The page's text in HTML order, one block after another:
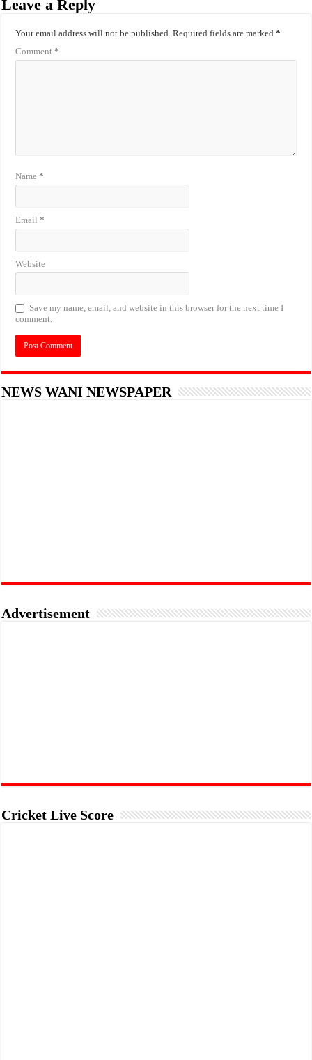
Leave a Reply
Your email address will not be published. Required fields are marked*
Comment*
Name*
Email*
Website
Save my name, email, and website in this browser for the next time I
comment.
NEWS WANI NEWSPAPER
Advertisement
Cricket Live Score